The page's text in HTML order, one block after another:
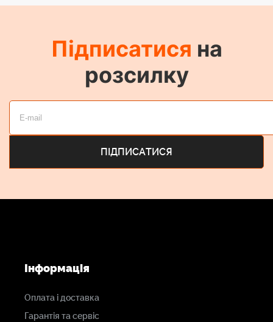
Підписатися на
розсилку
Інформація
Оплата і доставка
Гарантія та сервіс